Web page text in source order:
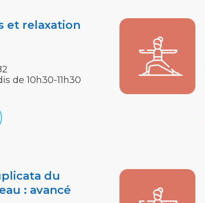
et relaxation
de 10h30-11h30
du
: avancé